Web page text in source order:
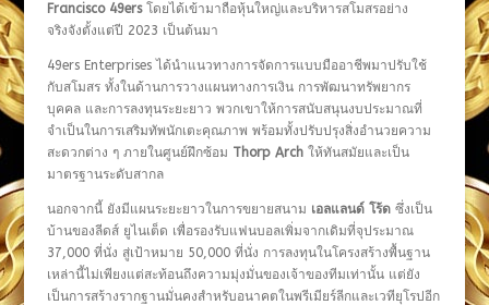
Francisco 49ersโดยได้เข้ามาถือหุ้นใหญ่และบริหารสโมสรอย่าง
จริงจังตั้งแต่ปี 2023 เป็นต้นมา
49ers Enterprises ได้นำแนวทางการจัดการแบบมืออาชีพมาปรับใช้
กับสโมสร ทั้งในด้านการวางแผนทางการเงิน การพัฒนาทรัพยากร
บุคคล และการลงทุนระยะยาว พวกเขาให้การสนับสนุนงบประมาณที่
จำเป็นในการเสริมทัพนักเตะคุณภาพ พร้อมทั้งปรับปรุงสิ่งอำนวยความ
สะดวกต่าง ๆ ภายในศูนย์ฝึกซ้อม Thorp Archให้ทันสมัยและเป็น
มาตรฐานระดับสากล
นอกจากนี้ ยังมีแผนระยะยาวในการขยายสนาม เอลแลนด์ โร้ดซึ่งเป็น
บ้านของลีดส์ ยูไนเต็ด เพื่อรองรับแฟนบอลเพิ่มจากเดิมที่จุประมาณ
37,000 ที่นั่ง สู่เป้าหมาย 50,000 ที่นั่ง การลงทุนในโครงสร้างพื้นฐาน
เหล่านี้ไม่เพียงแต่สะท้อนถึงความมุ่งมั่นของเจ้าของทีมเท่านั้น แต่ยัง
เป็นการสร้างรากฐานมั่นคงสำหรับอนาคตในพรีเมียร์ลีกและเวทียุโรปอีก